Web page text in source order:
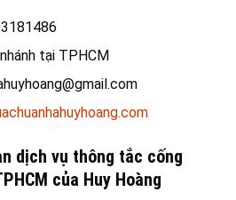
tại TPHCM
dịch vụ thông tắc cống
của Huy Hoàng